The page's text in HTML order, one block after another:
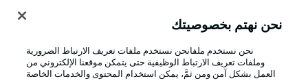
تسجيل الدخولنحن نهتم بخصوصيتك
نحن نستخدم ملفانحن نستخدم ملفات تعريف الارتباط الضرورية
وملفات تعريف الارتباط الوظيفية حتى يتمكن موقعنا الإلكتروني من
العمل بشكل آمن ومن ثمَّ، يمكن استخدام المحتوى والخدمات الخاصة